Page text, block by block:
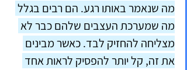
מה שנאמר באותו רגע. הם רבים בגלל
מה שמערכת העצבים שלהם כבר לא
מצליחה להחזיק לבד. כאשר מבינים
את זה, קל יותר להפסיק לראות אחד